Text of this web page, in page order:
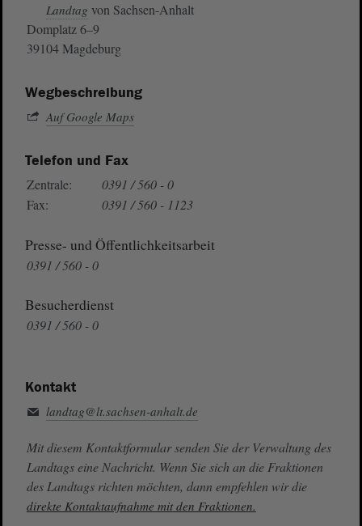
Landtag von Sachsen-Anhalt
Domplatz 6–9
39104 Magdeburg
Wegbeschreibung
Auf Google Maps
Telefon und Fax
Zentrale:
0391 / 560 - 0
Fax:
0391 / 560 - 1123
Presse- und Öffentlichkeitsarbeit
0391 / 560 - 0
Besucherdienst
0391 / 560 - 0
Kontakt
landtag@lt.sachsen-anhalt.de
Mit diesem Kontaktformular senden Sie der Verwaltung des
Landtags eine Nachricht. Wenn Sie sich an die Fraktionen
des Landtags richten möchten, dann empfehlen wir die
direkte Kontaktaufnahme mit den Fraktionen.